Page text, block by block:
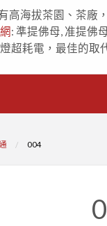
高海拔茶園、茶廠
: 準提佛母, 准提佛
超耗電，最佳的取
004